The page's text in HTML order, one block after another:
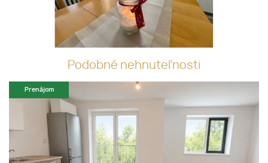
Podobné nehnuteľnosti
Prenájom